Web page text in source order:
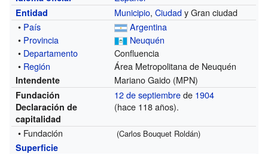
Entidad Municipio,Ciudady Gran ciudad
• País
Argentina
• Provincia
Neuquén
• Departamento
Confluencia
• Región Área Metropolitana de Neuquén
Intendente Mariano Gaido (MPN)
Fundación
Declaración de
capitalidad
12 de septiembrede 1904
(hace 118 años).
• Fundación (Carlos Bouquet Roldán)
Superficie